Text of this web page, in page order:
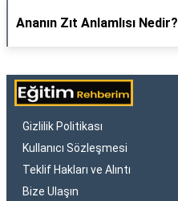
Ananın Zıt Anlamlısı Nedir?
Gizlilik Politikası
Kullanıcı Sözleşmesi
Teklif Hakları ve Alıntı
Bize Ulaşın